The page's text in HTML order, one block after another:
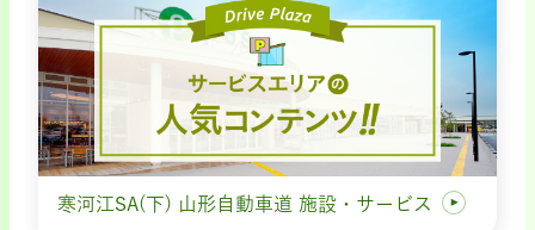
寒河江SA(下) 山形自動車道 施設・サービス